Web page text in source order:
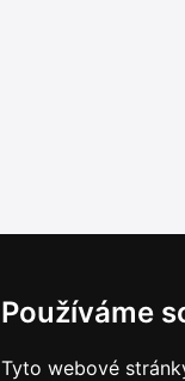
Používáme
Tyto webové